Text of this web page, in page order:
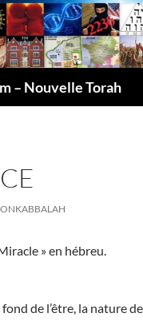
– Nouvelle Torah
» en hébreu.
fond de l’être, la nature